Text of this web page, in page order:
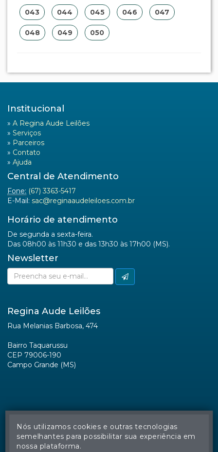
043 044 045 046 047
048 049 050
Institucional
» A Regina Aude Leilões
» Serviços
» Parceiros
» Contato
» Ajuda
Central de Atendimento
Fone: (67) 3363-5417
E-Mail: sac@reginaaudeleiloes.com.br
Horário de atendimento
De segunda a sexta-feira.
Das 08h00 às 11h30 e das 13h30 às 17h00 (MS).
Newsletter
Regina Aude Leilões
Rua Melanias Barbosa, 474
Bairro Taquarussu
CEP 79006-190
Campo Grande (MS)
Nós utilizamos cookies e outras tecnologias
semelhantes para possibilitar sua experiência em
nossa plataforma.